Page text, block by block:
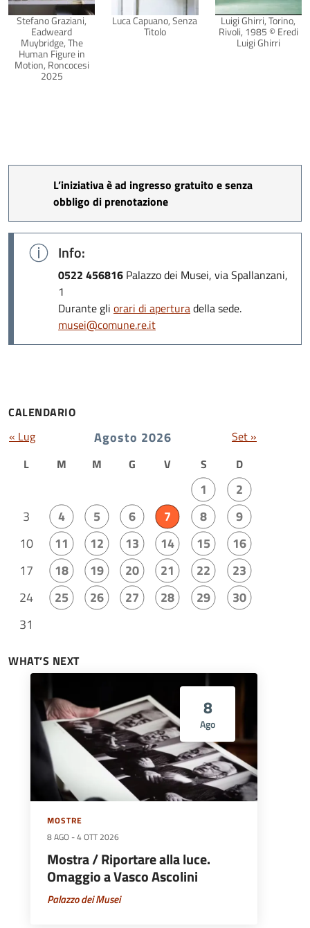
Stefano Graziani,
Eadweard
Muybridge, The
Human Figure in
Motion, Roncocesi
2025
Luca Capuano, Senza
Titolo
Luigi Ghirri, Torino,
Rivoli, 1985 © Eredi
Luigi Ghirri
L’iniziativa è ad ingresso gratuito e senza
obbligo di prenotazione
Info:
0522 456816 Palazzo dei Musei, via Spallanzani,
1
Durante gli orari di aperturadella sede.
musei@comune.re.it
CALENDARIO
Agosto 2026
L M M G V S D
1
2
3
4 5 6 7 8
9
10
11 12 13 14 15
16
17
18 19 20 21 22
23
24
25 26 27 28 29
30
31
« Lug Set »
WHAT’S NEXT
8
Ago
MOSTRE
8 AGO -4 OTT 2026
Mostra / Riportare alla luce.
Omaggio a Vasco Ascolini
Palazzo dei Musei